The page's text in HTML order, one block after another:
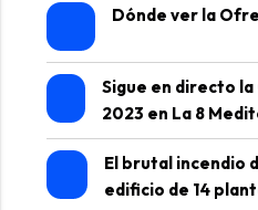
Dónde ver la
Sigue en directo
2023 en La 8
El brutal incendio
edificio de 14